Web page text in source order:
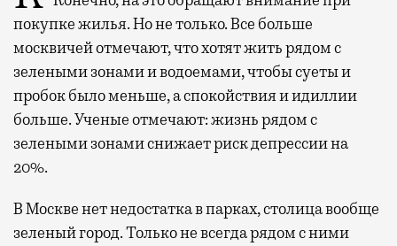
покупке жилья. Но не только. Все больше
москвичей отмечают, что хотят жить рядом с
зелеными зонами и водоемами, чтобы суеты и
пробок было меньше, а спокойствия и идиллии
больше. Ученые отмечают: жизнь рядом с
зелеными зонами снижает риск депрессии на
20%.
В Москве нет недостатка в парках, столица вообще
зеленый город. Только не всегда рядом с ними